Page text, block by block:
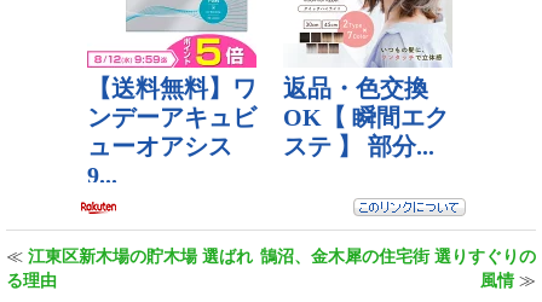
≪ 江東区新木場の貯木場 選ばれ
る理由
鵠沼、金木犀の住宅街 選りすぐりの
風情≫